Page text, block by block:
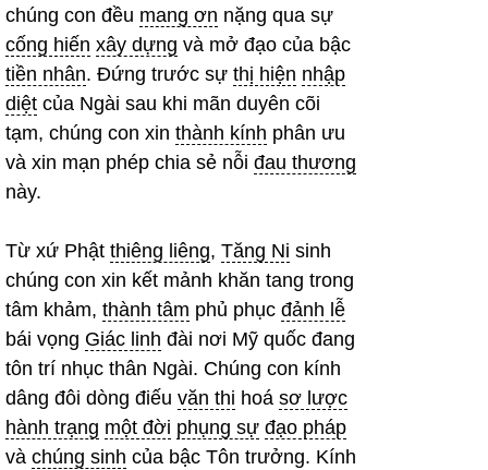
chúng con đều mang ơn nặng qua sự
cống hiến xây dựng và mở đạo của bậc
tiền nhân. Đứng trước sự thị hiện nhập
diệt của Ngài sau khi mãn duyên cõi
tạm, chúng con xin thành kính phân ưu
và xin mạn phép chia sẻ nỗi đau thương
này.
Từ xứ Phật thiêng liêng, Tăng Ni sinh
chúng con xin kết mảnh khăn tang trong
tâm khảm, thành tâm phủ phục đảnh lễ
bái vọng Giác linh đài nơi Mỹ quốc đang
tôn trí nhục thân Ngài. Chúng con kính
dâng đôi dòng điếu văn thi hoá sơ lược
hành trạng một đời phụng sự đạo pháp
và chúng sinh của bậc Tôn trưởng. Kính